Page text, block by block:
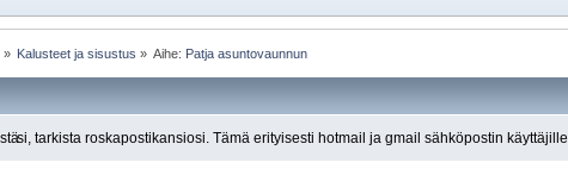
» Kalusteet ja sisustus » Aihe: Patja asuntovaunnun
si, tarkista roskapostikansiosi. Tämä erityisesti hotmail ja gmail sähköpostin käyttäjille.